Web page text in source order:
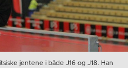
jentene i både J16 og J18. Han